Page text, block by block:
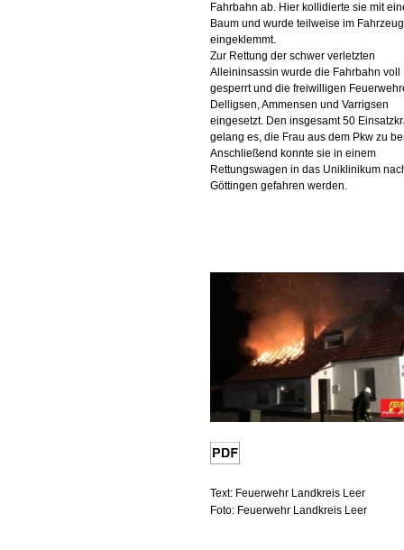
Fahrbahn ab. Hier kollidierte sie mit
Baum und wurde teilweise im Fahrzeug
eingeklemmt.
Zur Rettung der schwer verletzten
Alleininsassin wurde die Fahrbahn voll
gesperrt und die freiwilligen
Delligsen, Ammensen und Varrigsen
eingesetzt. Den insgesamt 50
gelang es, die Frau aus dem Pkw zu
Anschließend konnte sie in einem
Rettungswagen in das Uniklinikum
Göttingen gefahren werden.
Text: Feuerwehr Landkreis Leer
Foto: Feuerwehr Landkreis Leer